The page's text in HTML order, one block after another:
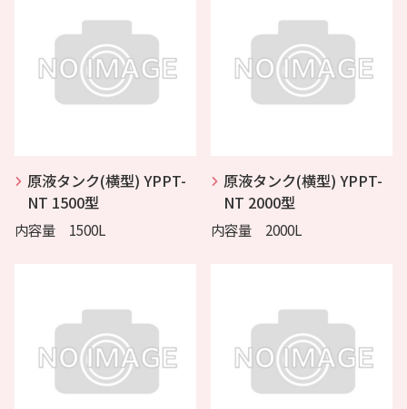
原液タンク(横型) YPPT-
NT 1500型
内容量 1500L
原液タンク(横型) YPPT-
NT 2000型
内容量 2000L